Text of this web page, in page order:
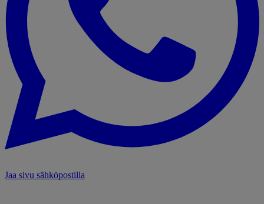
Jaa sivu sähköpostilla